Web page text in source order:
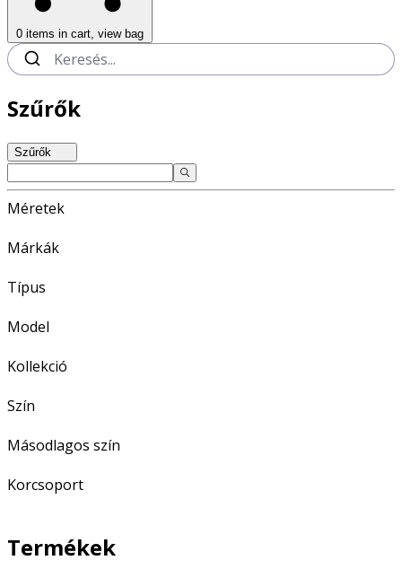
0 items in cart, view bag
Szűrők
Szűrők
Méretek
Márkák
Típus
Model
Kollekció
Szín
Másodlagos szín
Korcsoport
Termékek